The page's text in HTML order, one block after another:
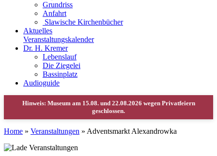
Grundriss
Anfahrt
Slawische Kirchenbücher
Aktuelles
Veranstaltungskalender
Dr. H. Kremer
Lebenslauf
Die Ziegelei
Bassinplatz
Audioguide
Home » Veranstaltungen » Adventsmarkt Alexandrowka